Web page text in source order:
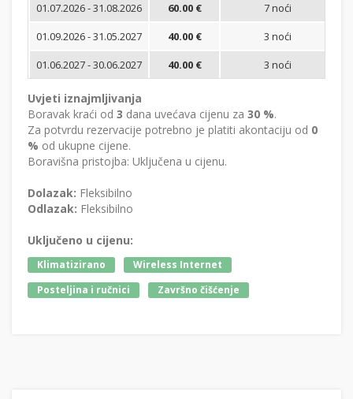
01.07.2026 - 31.08.2026
60.00 € 7 noći
01.09.2026 - 31.05.2027
40.00 € 3 noći
01.06.2027 - 30.06.2027
40.00 € 3 noći
Uvjeti iznajmljivanja
Boravak kraći od 3 dana uvećava cijenu za 30 %.
Za potvrdu rezervacije potrebno je platiti akontaciju od 0
% od ukupne cijene.
Boravišna pristojba: Uključena u cijenu.
Dolazak: Fleksibilno
Odlazak: Fleksibilno
Uključeno u cijenu:
Klimatizirano
Wireless Internet
Posteljina i ručnici
Završno čišćenje